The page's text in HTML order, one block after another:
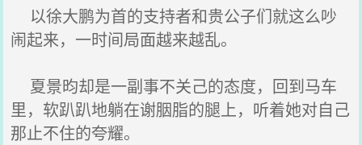
以徐大鹏为首的支持者和贵公子们就这么吵
闹起来，一时间局面越来越乱。
夏景昀却是一副事不关己的态度，回到马车
里，软趴趴地躺在谢胭脂的腿上，听着她对自己
那止不住的夸耀。